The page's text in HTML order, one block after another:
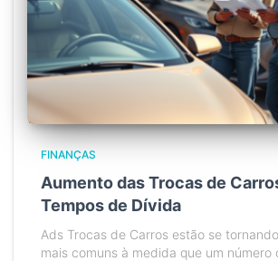
FINANÇAS
Aumento das Trocas de
Tempos de Dívida
Ads Trocas de Carros estão se
mais comuns à medida que um número